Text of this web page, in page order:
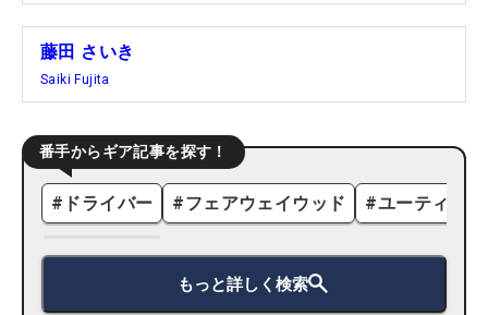
藤田 さいき
Saiki Fujita
番手からギア記事を探す！
# ドライバー #フェアウェイウッド #ユーティリ
もっと詳しく検索